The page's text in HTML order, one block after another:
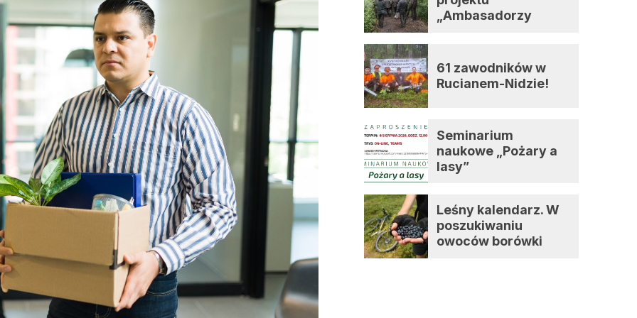
prywatne
„Ambasadorzy
61 zawodników w
Rucianem-Nidzie!
Seminarium
naukowe „Pożary a
lasy”
Leśny kalendarz. W
poszukiwaniu
owoców borówki